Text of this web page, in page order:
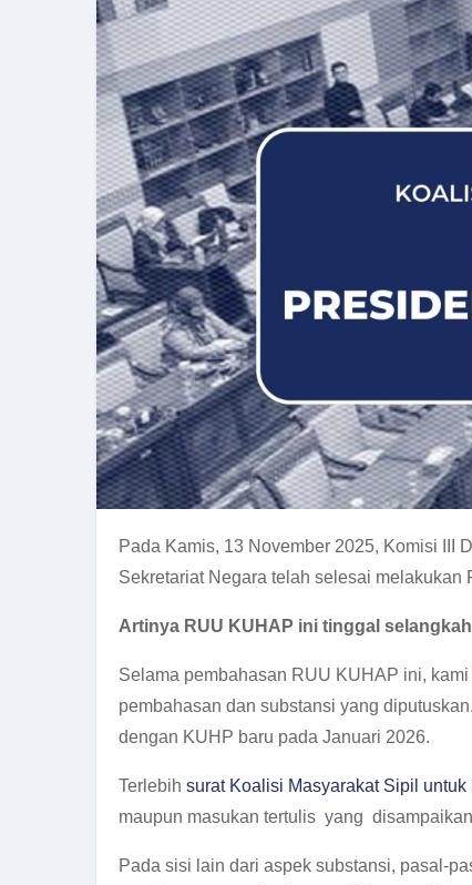
Pada Kamis, 13 November 2025, Komisi III
Sekretariat Negara telah selesai
Artinya RUU KUHAP ini tinggal
Selama pembahasan RUU KUHAP ini,
pembahasan dan substansi yang
dengan KUHP baru pada Januari 2026.
Terlebih surat Koalisi Masyarakat Sipil
maupun masukan tertulis yang
Pada sisi lain dari aspek substansi, pasal-